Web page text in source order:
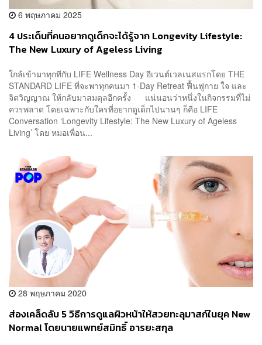
6 พฤษภาคม 2025
4 ประเด็นที่คนอยากดูเด็กจะได้รู้จาก Longevity Lifestyle:
The New Luxury of Ageless Living
ใกล้เข้ามาทุกทีกับ LIFE Wellness Day อีเวนต์เวลเนสแรกโดย THE
STANDARD LIFE ที่จะพาทุกคนมา 1-Day Retreat ฟื้นฟูกาย ใจ และ
จิตวิญญาณ ให้กลับมาสมดุลอีกครั้ง แน่นอนว่าหนึ่งในกิจกรรมที่ไม่
ควรพลาด โดยเฉพาะกับใครที่อยากดูเด็กไปนานๆ ก็คือ LIFE
Conversation ‘Longevity Lifestyle: The New Luxury of Ageless
Living’ โดย หมอเพื่อน...
28 พฤษภาคม 2020
ส่องเคล็ดลับ 5 วิธีการดูแลผิวหน้าให้สวยทะลุมาสก์ในยุค New
Normal โดยนายแพทย์สมิทธิ์ อารยะสกุล